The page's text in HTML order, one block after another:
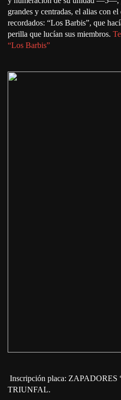
grandes y centradas, el alias con
recordados: “Los Barbis”, que
perilla que lucían sus miembros.
“Los Barbis”
Inscripción placa: ZAPADORES
TRIUNFAL.